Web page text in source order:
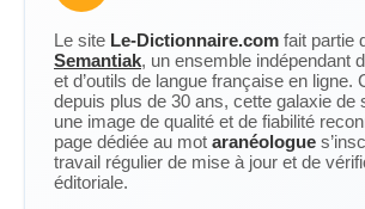
Le site Le-Dictionnaire.com fait partie
Semantiak, un ensemble indépendant
et d’outils de langue française en ligne.
depuis plus de 30 ans, cette galaxie de
une image de qualité et de fiabilité
page dédiée au mot aranéologue
travail régulier de mise à jour et de
éditoriale.